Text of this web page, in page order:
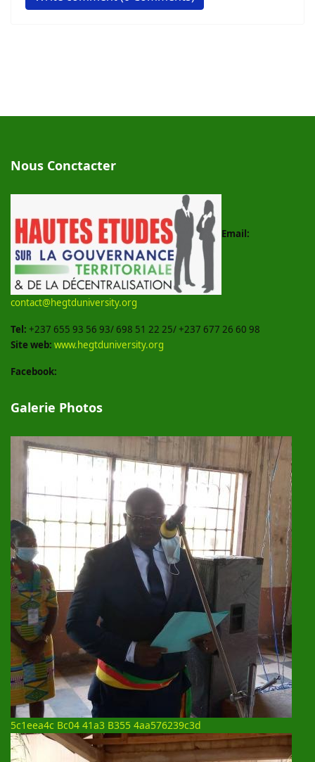
Nous Conctacter
Email:
contact@hegtduniversity.org
Tel: +237 655 93 56 93/ 698 51 22 25/ +237 677 26 60 98
Site web: www.hegtduniversity.org
Facebook:
Galerie Photos
5c1eea4c Bc04 41a3 B355 4aa576239c3d